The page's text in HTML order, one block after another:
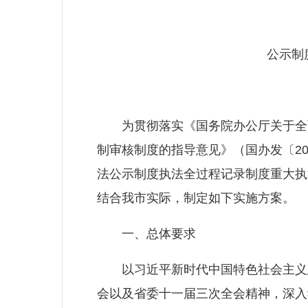
公示制度
为贯彻落实《国务院办公厅关于全
制审核制度的指导意见》（国办发〔
法公示制度执法全过程记录制度重大
结合我市实际，制定如下实施方案。
一、总体要求
以习近平新时代中国特色社会主义
会以及省委十一届三次全会精神，深